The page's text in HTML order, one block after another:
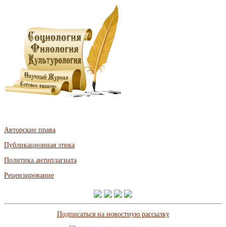
Авторские права
Публикационная этика
Политика антиплагиата
Рецензирование
Подписаться на новостную рассылку